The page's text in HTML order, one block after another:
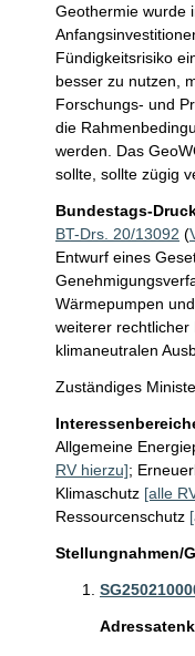
Geothermie wurde
Fündigkeitsrisiko
besser zu nutzen,
Forschungs- und
die
werden. Das
sollte, sollte zügig
Bundestags-
BT-Drs. 20/13092 (
Entwurf eines
Wärmepumpen
weiterer
klimaneutralen
Zuständiges
Allgemeine
RV hierzu];
Klimaschutz [alle
Ressourcenschutz
Stellungnahmen/